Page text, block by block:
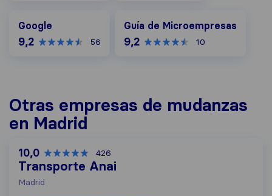
Google
9,2 56
Guía de Microempresas
9,2 10
Otras empresas de mudanzas
en Madrid
10,0 426
Transporte Anai
Madrid